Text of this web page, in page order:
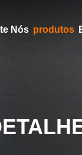
Aproximadamente Nós produtos